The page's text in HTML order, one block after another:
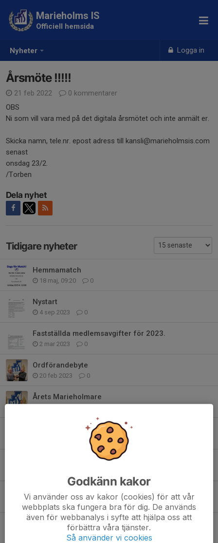
Nyheter Logga in
Marieholms IS
Officiell hemsida
Årsmöte !!!!!
21 feb 2022
0 kommentarer
OBS
Ni som vill vara med på det digitala årsmötet och inte anmält er.
Skicka namn, tele.nr. epost adress till kansli@marieholmsis.com
senast
onsdag 23/2.
/Torben
Dela nyhet
Tidigare nyheter
Hemmamatch
18 maj, 09:20 0
Nystart
4 sep 2023 0
Fastställda medlemsavgifter för 2023.
2 mar 2023 0
Ordförandebyte
20 feb 2023 0
Årets Marieholmare
Kallelse till årsmöte
3 okt 2022 0
Sponsorhuset
12 maj 2022
Godkänn kakor
Vi använder oss av kakor (cookies) för att vår
webbplats ska fungera bra för dig. De används
även för webbanalys i syfte att hjälpa oss att
förbättra våra tjänster.
Så använder vi cookies